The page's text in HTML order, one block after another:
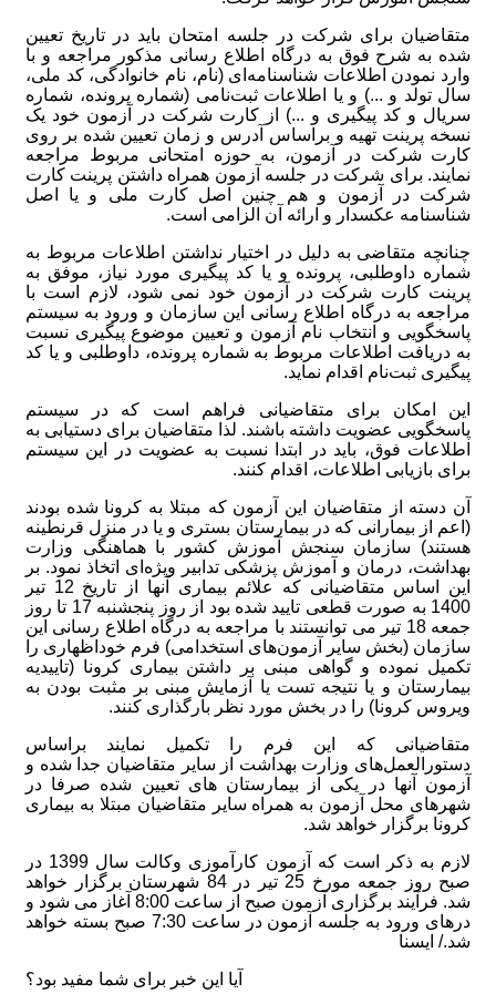
متقاضیان‌ برای شرکت در جلسه امتحان باید در تاریخ تعیین
شده به شرح فوق به درگاه اطلاع رسانی مذکور مراجعه و با
وارد نمودن اطلاعات شناسنامه‌ای (نام، نام خانوادگی، کد ملی،
سال تولد و ...) و یا اطلاعات ثبت‌نامی (شماره پرونده، شماره
سریال و کد پیگیری و ...) از کارت شرکت در آزمون خود یک
نسخه پرینت تهیه و براساس آدرس و زمان تعیین شده بر روی
کارت شرکت در آزمون، به حوزه امتحانی مربوط مراجعه
نمایند. برای شرکت در جلسه آزمون همراه داشتن پرینت کارت
شرکت در آزمون و هم چنین اصل کارت ملی و یا اصل
شناسنامه عکسدار و ارائه آن الزامی است.
چنانچه متقاضی به دلیل در اختیار نداشتن اطلاعات مربوط به
شماره داوطلبی، پرونده و یا کد پیگیری مورد نیاز، موفق به
پرینت کارت شرکت در آزمون خود نمی شود، لازم است با
مراجعه به درگاه اطلاع رسانی این سازمان و ورود به سیستم
پاسخگویی و انتخاب نام آزمون و تعیین موضوع پیگیری نسبت
به دریافت اطلاعات مربوط به شماره پرونده، داوطلبی و یا کد
پیگیری ثبت‌نام اقدام نماید.
این امکان برای متقاضیانی فراهم است که در سیستم
پاسخگویی عضویت داشته باشند. لذا متقاضیان برای دستیابی به
اطلاعات فوق، باید در ابتدا نسبت به عضویت در این سیستم
برای بازیابی اطلاعات، اقدام کنند.
آن دسته از متقاضیان این آزمون که مبتلا به کرونا شده‌ بودند
(اعم از بیمارانی که در بیمارستان بستری و یا در منزل قرنطینه
هستند) سازمان سنجش آموزش کشور با هماهنگی وزارت
بهداشت، درمان و آموزش پزشکی تدابیر ویژه‌ای اتخاذ نمود. بر
این اساس متقاضیانی که علائم بیماری آنها از تاریخ 12 تیر
1400 به صورت قطعی تایید شده بود از روز پنجشنبه 17 تا روز
جمعه 18 تیر می توانستند با مراجعه به درگاه اطلاع رسانی این
سازمان (بخش سایر آزمون‌های استخدامی) فرم خوداظهاری را
تکمیل نموده و گواهی مبنی بر داشتن بیماری کرونا (تاییدیه
بیمارستان و یا نتیجه تست یا آزمایش مبنی بر مثبت بودن به
ویروس کرونا) را در بخش مورد نظر بارگذاری کنند.
متقاضیانی که این فرم را تکمیل نمایند براساس
دستورالعمل‌های وزارت بهداشت از سایر متقاضیان جدا شده و
آزمون آنها در یکی از بیمارستان های تعیین شده صرفا در
شهرهای محل آزمون به همراه سایر متقاضیان مبتلا به بیماری
کرونا برگزار خواهد شد.
لازم به ذکر است که آزمون ‌کارآموزی وکالت سال 1399 در
صبح روز جمعه مورخ 25 تیر
در 84 شهرستان برگزار خواهد
شد. فرآیند برگزاری آزمون صبح از ساعت 8:00 آغاز می شود و
درهای ورود به جلسه آزمون در ساعت 7:30 صبح بسته خواهد
شد./ ایسنا
آیا این خبر برای شما مفید بود؟